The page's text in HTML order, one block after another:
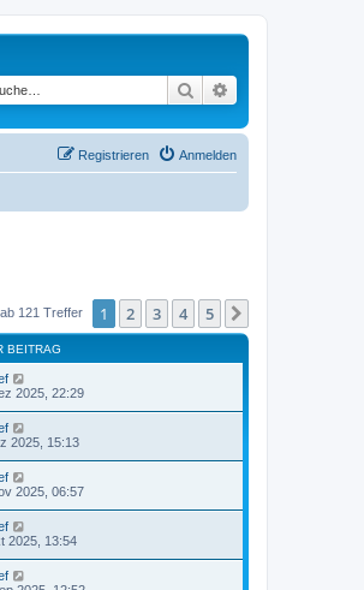
Suche
Anmelden
Registrieren
121 Treffer 1 2 3 4 5
BEITRAG
2025, 22:29
2025, 15:13
2025, 06:57
2025, 13:54